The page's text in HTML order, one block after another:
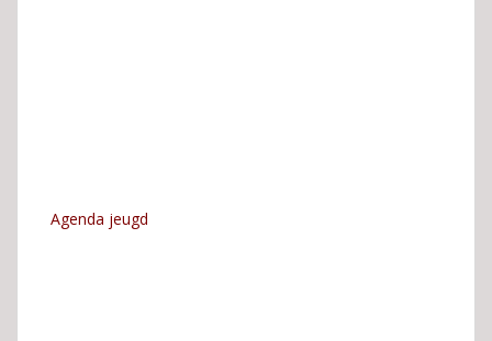
Agenda jeugd